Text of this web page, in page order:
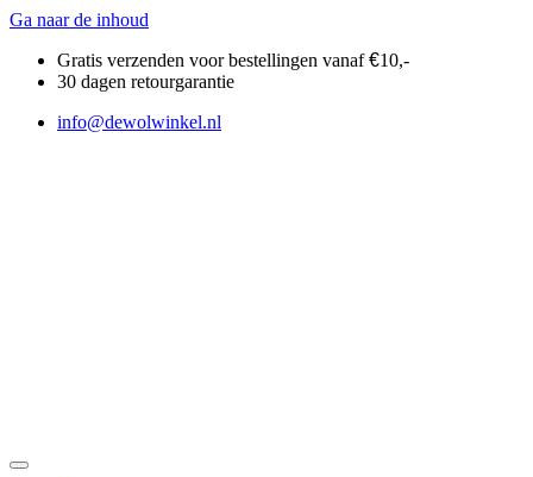
Ga naar de inhoud
Gratis verzenden voor bestellingen vanaf€10,-
30 dagen retourgarantie
info@dewolwinkel.nl